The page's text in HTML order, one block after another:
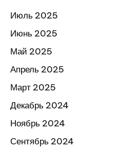
Июль 2025
Июнь 2025
Май 2025
Апрель 2025
Март 2025
Декабрь 2024
Ноябрь 2024
Сентябрь 2024